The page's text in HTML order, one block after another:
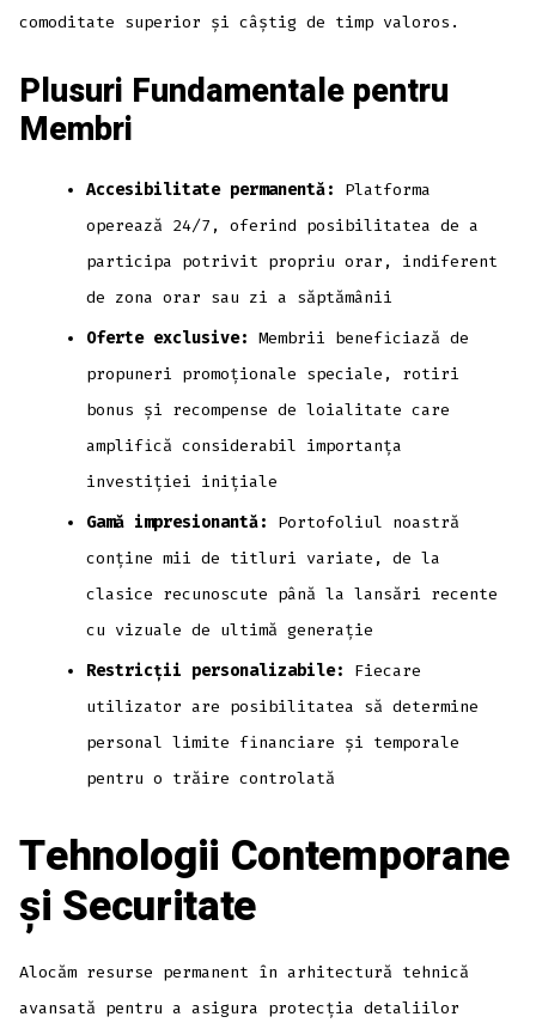
comoditate superior și câștig de timp valoros.
Plusuri Fundamentale pentru
Membri
Accesibilitate permanentă:
Platforma
operează 24/7, oferind posibilitatea de a
participa potrivit propriu orar, indiferent
de zona orar sau zi a săptămânii
Oferte exclusive: Membrii beneficiază de
propuneri promoționale speciale, rotiri
bonus și recompense de loialitate care
amplifică considerabil importanța
investiției inițiale
Gamă impresionantă:
Portofoliul noastră
conține mii de titluri variate, de la
clasice recunoscute până la lansări recente
cu vizuale de ultimă generație
Restricții personalizabile:
Fiecare
utilizator are posibilitatea să determine
personal limite financiare și temporale
pentru o trăire controlată
Tehnologii Contemporane
și Securitate
Alocăm resurse permanent în arhitectură tehnică
avansată pentru a asigura protecția detaliilor